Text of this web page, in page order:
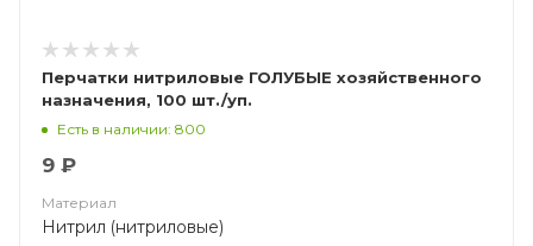
Перчатки нитриловые ГОЛУБЫЕ хозяйственного
назначения, 100 шт./уп.
Есть в наличии: 800
9 ₽
Материал
Нитрил (нитриловые)